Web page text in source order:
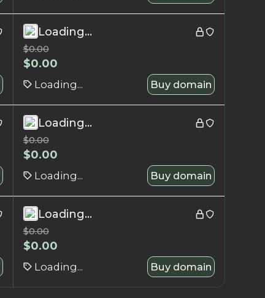
Loading...
$0.00
$0.00
Loading... Buy domain
Loading...
$0.00
$0.00
Loading... Buy domain
Loading...
$0.00
$0.00
Loading... Buy domain